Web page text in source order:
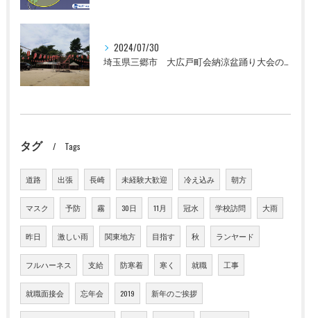
2024/07/30
埼玉県三郷市 大広戸町会納涼盆踊り大会のお知らせ 2024
タグ Tags
道路 出張 長崎 未経験大歓迎 冷え込み 朝方
マスク 予防 霧 30日 11月 冠水 学校訪問 大雨
昨日 激しい雨 関東地方 目指す 秋 ランヤード
フルハーネス 支給 防寒着 寒く 就職 工事
就職面接会 忘年会 2019 新年のご挨拶